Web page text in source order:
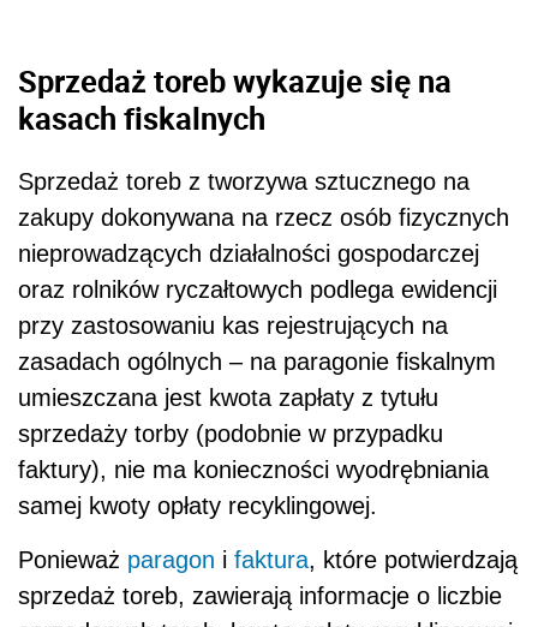
Sprzedaż toreb wykazuje się na
kasach fiskalnych
Sprzedaż toreb z tworzywa sztucznego na
zakupy dokonywana na rzecz osób fizycznych
nieprowadzących działalności gospodarczej
oraz rolników ryczałtowych podlega ewidencji
przy zastosowaniu kas rejestrujących na
zasadach ogólnych – na paragonie fiskalnym
umieszczana jest kwota zapłaty z tytułu
sprzedaży torby (podobnie w przypadku
faktury), nie ma konieczności wyodrębniania
samej kwoty opłaty recyklingowej.
Ponieważ paragon i faktura, które potwierdzają
sprzedaż toreb, zawierają informacje o liczbie